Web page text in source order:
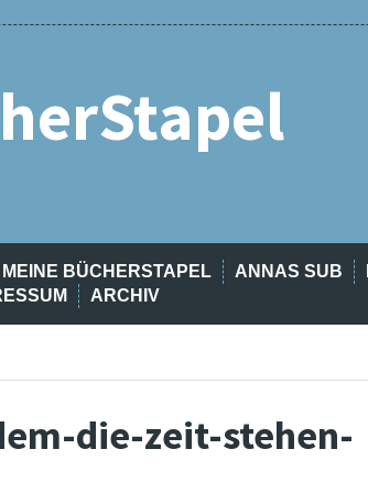
MEINE BÜCHERSTAPEL ANNAS SUB
ARCHIV
die-zeit-stehen-